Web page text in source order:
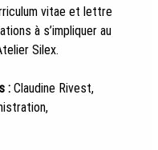
vitae et lettre
à s’impliquer au
Silex.
: Claudine Rivest,